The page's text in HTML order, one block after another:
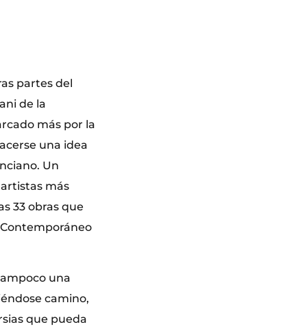
partes del
de la
más por la
una idea
Un
más
33 obras que
una
camino,
que pueda